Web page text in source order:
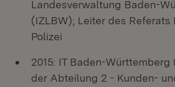
Landesverwaltung Baden-
(IZLBW); Leiter des Referats
Polizei
2015: IT Baden-Württemberg
der Abteilung 2 - Kunden-